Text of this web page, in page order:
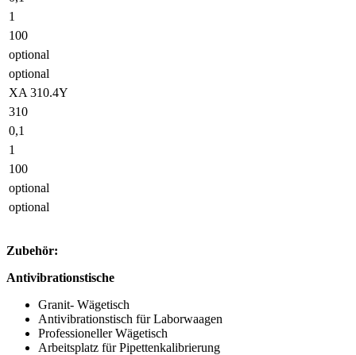
1
100
optional
optional
XA 310.4Y
310
0,1
1
100
optional
optional
Zubehör:
Antivibrationstische
Granit- Wägetisch
Antivibrationstisch für Laborwaagen
Professioneller Wägetisch
Arbeitsplatz für Pipettenkalibrierung